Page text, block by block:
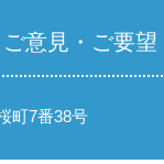
ご意見・ご要望
町7番38号